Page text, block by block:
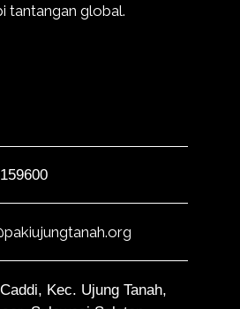
tantangan global.
Kec. Ujung Tanah,